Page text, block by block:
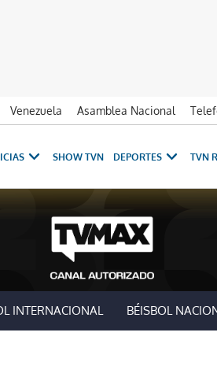
Venezuela Asamblea Nacional
SHOW TVN DEPORTES TVN
INTERNACIONAL BÉISBOL